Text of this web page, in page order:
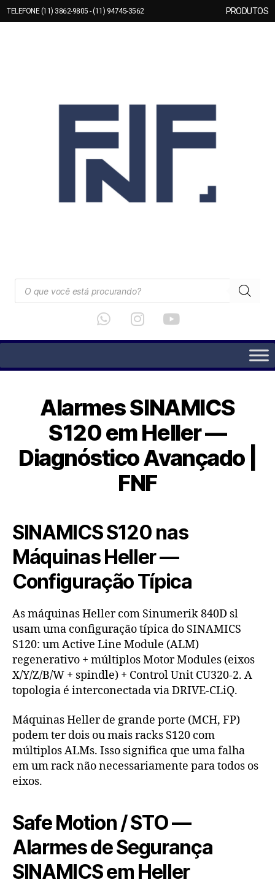
TELEFONE (11) 3862-9805 - (11) 94745-3562 PRODUTOS
Alarmes SINAMICS
S120 em Heller —
Diagnóstico Avançado |
FNF
SINAMICS S120 nas
Máquinas Heller —
Configuração Típica
As máquinas Heller com Sinumerik 840D sl
usam uma configuração típica do SINAMICS
S120: um Active Line Module (ALM)
regenerativo + múltiplos Motor Modules (eixos
X/Y/Z/B/W + spindle) + Control Unit CU320-2. A
topologia é interconectada via DRIVE-CLiQ.
Máquinas Heller de grande porte (MCH, FP)
podem ter dois ou mais racks S120 com
múltiplos ALMs. Isso significa que uma falha
em um rack não necessariamente para todos os
eixos.
Safe Motion / STO —
Alarmes de Segurança
SINAMICS em Heller